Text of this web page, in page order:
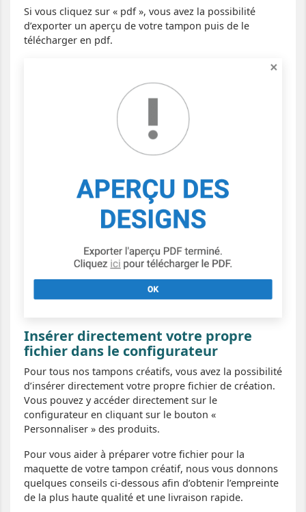
Si vous cliquez sur « pdf », vous avez la possibilité
d’exporter un aperçu de votre tampon puis de le
télécharger en pdf.
Insérer directement votre propre
fichier dans le configurateur
Pour tous nos tampons créatifs, vous avez la possibilité
d’insérer directement votre propre fichier de création.
Vous pouvez y accéder directement sur le
configurateur en cliquant sur le bouton «
Personnaliser » des produits.
Pour vous aider à préparer votre fichier pour la
maquette de votre tampon créatif, nous vous donnons
quelques conseils ci-dessous afin d’obtenir l’empreinte
de la plus haute qualité et une livraison rapide.